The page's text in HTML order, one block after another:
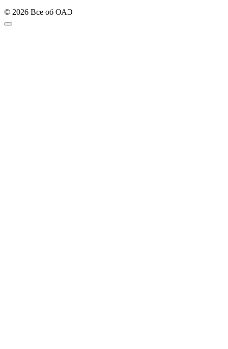
© 2026 Все об ОАЭ